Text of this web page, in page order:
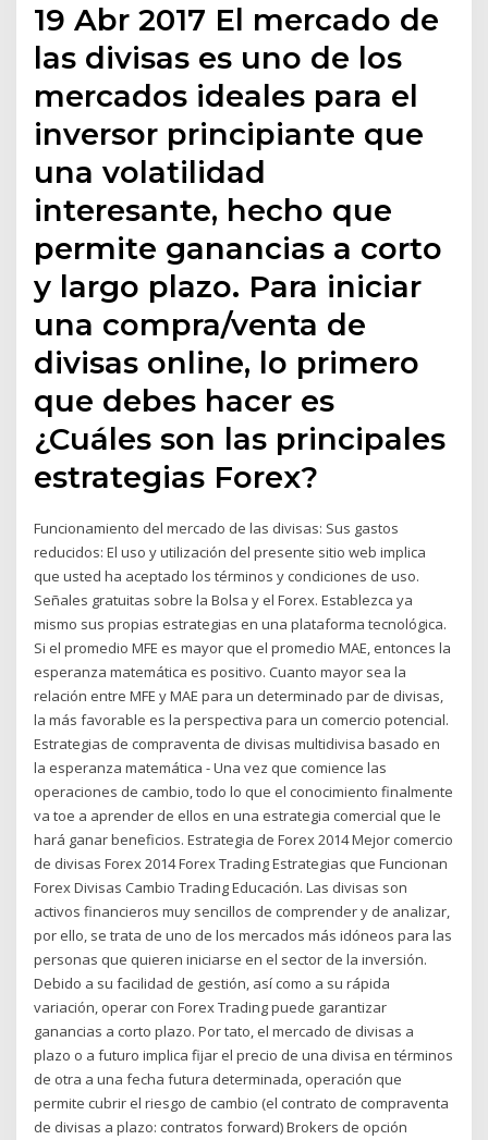
19 Abr 2017 El mercado de
las divisas es uno de los
mercados ideales para el
inversor principiante que
una volatilidad
interesante, hecho que
permite ganancias a corto
y largo plazo. Para iniciar
una compra/venta de
divisas online, lo primero
que debes hacer es
¿Cuáles son las principales
estrategias Forex?
Funcionamiento del mercado de las divisas: Sus gastos
reducidos: El uso y utilización del presente sitio web implica
que usted ha aceptado los términos y condiciones de uso.
Señales gratuitas sobre la Bolsa y el Forex. Establezca ya
mismo sus propias estrategias en una plataforma tecnológica.
Si el promedio MFE es mayor que el promedio MAE, entonces la
esperanza matemática es positivo. Cuanto mayor sea la
relación entre MFE y MAE para un determinado par de divisas,
la más favorable es la perspectiva para un comercio potencial.
Estrategias de compraventa de divisas multidivisa basado en
la esperanza matemática - Una vez que comience las
operaciones de cambio, todo lo que el conocimiento finalmente
va toe a aprender de ellos en una estrategia comercial que le
hará ganar beneficios. Estrategia de Forex 2014 Mejor comercio
de divisas Forex 2014 Forex Trading Estrategias que Funcionan
Forex Divisas Cambio Trading Educación. Las divisas son
activos financieros muy sencillos de comprender y de analizar,
por ello, se trata de uno de los mercados más idóneos para las
personas que quieren iniciarse en el sector de la inversión.
Debido a su facilidad de gestión, así como a su rápida
variación, operar con Forex Trading puede garantizar
ganancias a corto plazo. Por tato, el mercado de divisas a
plazo o a futuro implica fijar el precio de una divisa en términos
de otra a una fecha futura determinada, operación que
permite cubrir el riesgo de cambio (el contrato de compraventa
de divisas a plazo: contratos forward) Brokers de opción